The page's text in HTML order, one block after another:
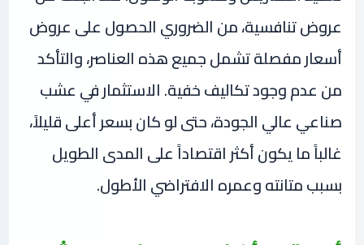
عروض تنافسية، من الضروري الحصول على عروض
أسعار مفصلة تشمل جميع هذه العناصر، والتأكد
من عدم وجود تكاليف خفية. الاستثمار في عشب
صناعي عالي الجودة، حتى لو كان بسعر أعلى قليلاً،
غالباً ما يكون أكثر اقتصاداً على المدى الطويل
بسبب متانته وعمره الافتراضي الأطول.